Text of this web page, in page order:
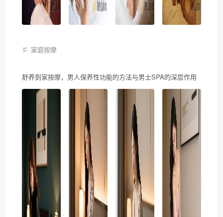
家庭按摩
舒养到家按摩，男人保养性功能的方法与男士SPA的深层作用